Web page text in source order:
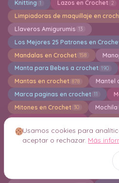
Knitting 1 Lazos en Crochet 2
Limpiadoras de maquillaje en
Llaveros Amigurumis 13
Los Mejores 25 Patrones en
Mandalas en Crochet 158
Manta para Bebes a crochet 190
Mantas en crochet 878 Mantel
Marca paginas en crochet 11
Mitones en Crochet 30 Mochila
Motivos en crochet
Muñecas de tela 2 Navidad 112
Paños de Cocina
Pañuelos para el Cabello en
Usamos cookies para
aceptar o rechazar. Más